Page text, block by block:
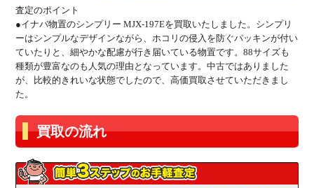
査定のポイント
●イナバ物置のシンプリー MJX-197Eを買取いたしました。シンプリ
ーはシンプルなデザインながら、ホコリの侵入を防ぐパッキンが付い
ていたりと、細やかな配慮が行き届いている物置です。88サイズも
種類が豊富なのも人気の理由となっています。中古ではありました
が、比較的きれいな状態でしたので、高価買取させていただきまし
た。
買取の流れ